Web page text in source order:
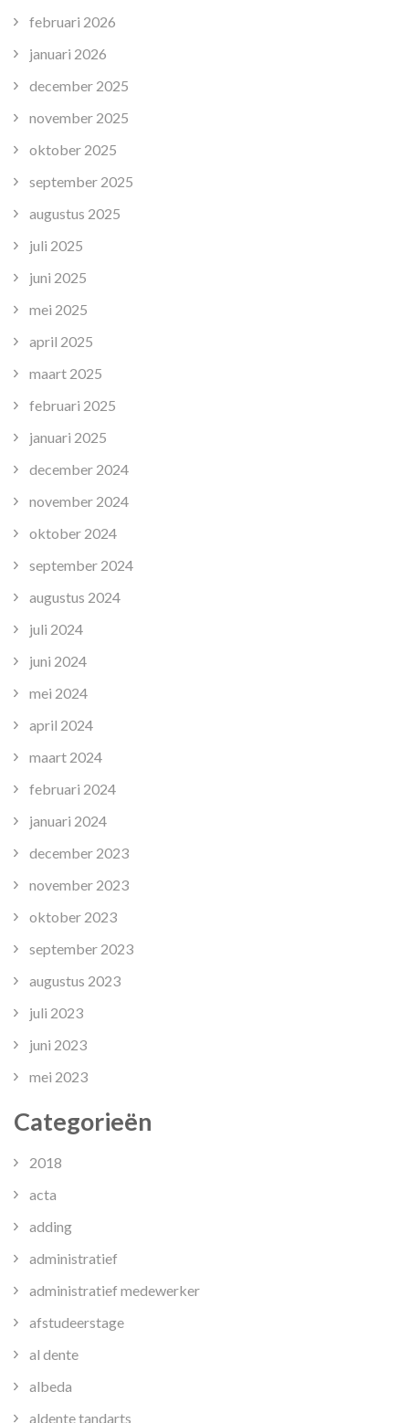
februari 2026
januari 2026
december 2025
november 2025
oktober 2025
september 2025
augustus 2025
juli 2025
juni 2025
mei 2025
april 2025
maart 2025
februari 2025
januari 2025
december 2024
november 2024
oktober 2024
september 2024
augustus 2024
juli 2024
juni 2024
mei 2024
april 2024
maart 2024
februari 2024
januari 2024
december 2023
november 2023
oktober 2023
september 2023
augustus 2023
juli 2023
juni 2023
mei 2023
Categorieën
2018
acta
adding
administratief
administratief medewerker
afstudeerstage
al dente
albeda
aldente tandarts